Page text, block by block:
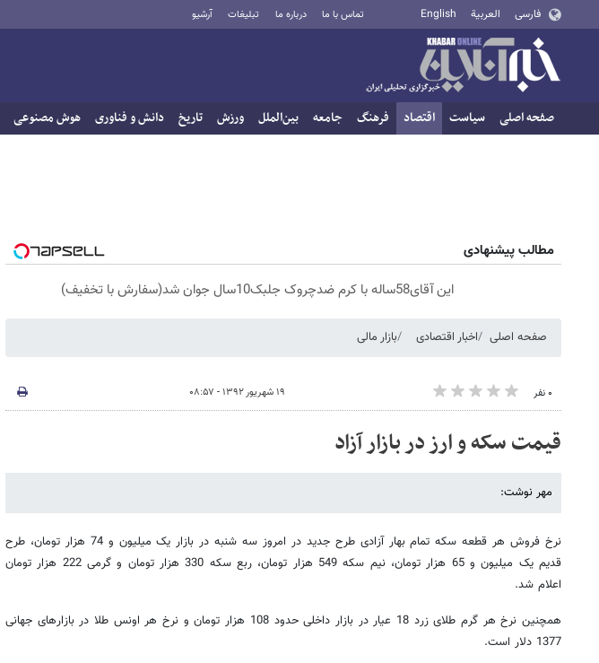
فارسی العربية English تماس با ما درباره ما تبلیغات آرشیو
صفحه اصلی سیاست اقتصاد فرهنگ جامعه بین‌الملل ورزش تاریخ دانش و فناوری هوش مصنوعی
مطالب پیشنهادی
این آقای58ساله با کرم ضدچروک جلبک10سال جوان شد(سفارش با تخفیف)
صفحه اصلی اخبار اقتصادی بازار مالی
۰ نفر ۱۹ شهریور ۱۳۹۲ - ۰۸:۵۷
قیمت سکه و ارز در بازار آزاد
مهر نوشت:
نرخ فروش هر قطعه سکه تمام بهار آزادی طرح جدید در امروز سه شنبه در بازار یک میلیون و 74 هزار تومان، طرح
قدیم یک میلیون و 65 هزار تومان، نیم سکه 549 هزار تومان، ربع سکه 330 هزار تومان و گرمی 222 هزار تومان
اعلام شد.
همچنین نرخ هر گرم طلای زرد 18 عیار در بازار داخلی حدود 108 هزار تومان و نرخ هر اونس طلا در بازارهای جهانی
1377 دلار است.